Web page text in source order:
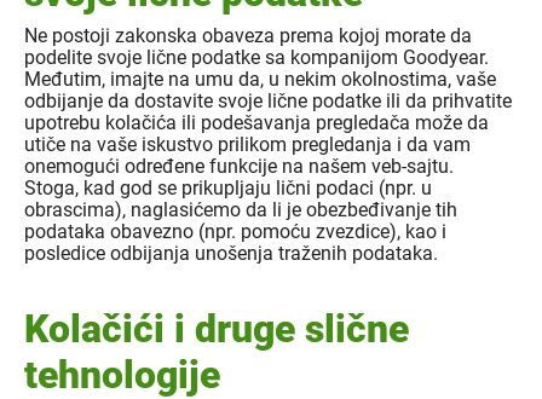
Ne postoji zakonska obaveza prema kojoj morate da
podelite svoje lične podatke sa kompanijom Goodyear.
Međutim, imajte na umu da, u nekim okolnostima, vaše
odbijanje da dostavite svoje lične podatke ili da prihvatite
upotrebu kolačića ili podešavanja pregledača može da
utiče na vaše iskustvo prilikom pregledanja i da vam
onemogući određene funkcije na našem veb-sajtu.
Stoga, kad god se prikupljaju lični podaci (npr. u
obrascima), naglasićemo da li je obezbeđivanje tih
podataka obavezno (npr. pomoću zvezdice), kao i
posledice odbijanja unošenja traženih podataka.
Kolačići i druge slične
tehnologije